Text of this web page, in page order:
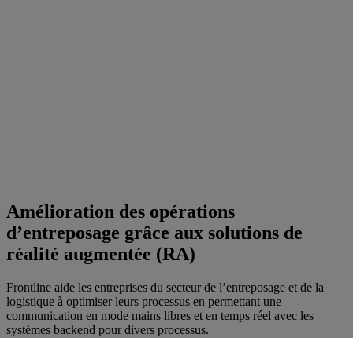
Amélioration des opérations
d’entreposage grâce aux solutions de
réalité augmentée (RA)
Frontline aide les entreprises du secteur de l’entreposage et de la
logistique à optimiser leurs processus en permettant une
communication en mode mains libres et en temps réel avec les
systèmes backend pour divers processus.